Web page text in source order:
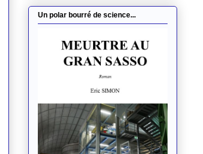
Un polar bourré de science...